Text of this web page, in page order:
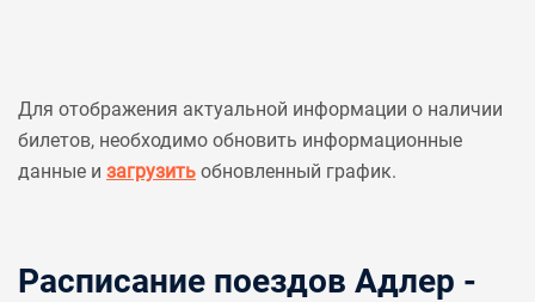
Для отображения актуальной информации о наличии
билетов, необходимо обновить информационные
данные и загрузить обновленный график.
Расписание поездов Адлер -